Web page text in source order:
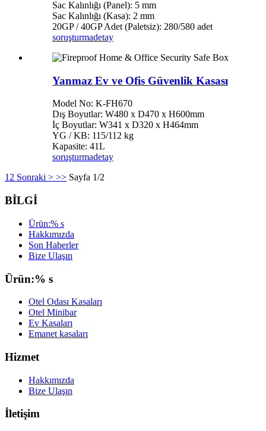
Sac Kalınlığı (Panel): 5 mm
Sac Kalınlığı (Kasa): 2 mm
20GP / 40GP Adet (Paletsiz): 280/580 adet
soruşturmadetay
Yanmaz Ev ve Ofis Güvenlik Kasası
Model No: K-FH670
Dış Boyutlar: W480 x D470 x H600mm
İç Boyutlar: W341 x D320 x H464mm
YG / KB: 115/112 kg
Kapasite: 41L
soruşturmadetay
12 Sonraki > >> Sayfa 1/2
BİLGİ
Ürün:% s
Hakkımızda
Son Haberler
Bize Ulaşın
Ürün:% s
Otel Odası Kasaları
Otel Minibar
Ev Kasaları
Emanet kasaları
Hizmet
Hakkımızda
Bize Ulaşın
İletişim